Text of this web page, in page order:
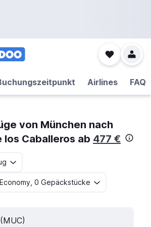
Airlines FAQ
von München nach
los Caballeros ab 477 €
0 Gepäckstücke